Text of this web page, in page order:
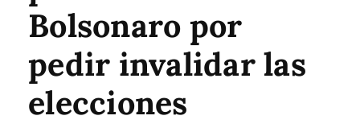
Bolsonaro por
pedir invalidar las
elecciones